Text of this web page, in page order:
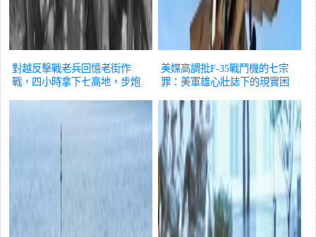
對越反擊戰老兵回憶老街作
戰，四小時拿下七高地，步炮
美媒高調批F-35戰鬥機的七宗
罪：美軍雄心壯誌下的現實困